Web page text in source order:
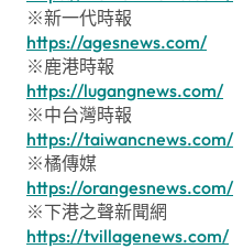
※新一代時報
https://agesnews.com/
※鹿港時報
https://lugangnews.com/
※中台灣時報
https://taiwancnews.com/
※橘傳媒
https://orangesnews.com/
※下港之聲新聞網
https://tvillagenews.com/